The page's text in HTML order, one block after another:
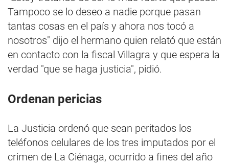
Tampoco se lo deseo a nadie porque pasan
tantas cosas en el país y ahora nos tocó a
nosotros" dijo el hermano quien relató que están
en contacto con la fiscal Villagra y que espera la
verdad "que se haga justicia", pidió.
Ordenan pericias
La Justicia ordenó que sean peritados los
teléfonos celulares de los tres imputados por el
crimen de La Ciénaga, ocurrido a fines del año